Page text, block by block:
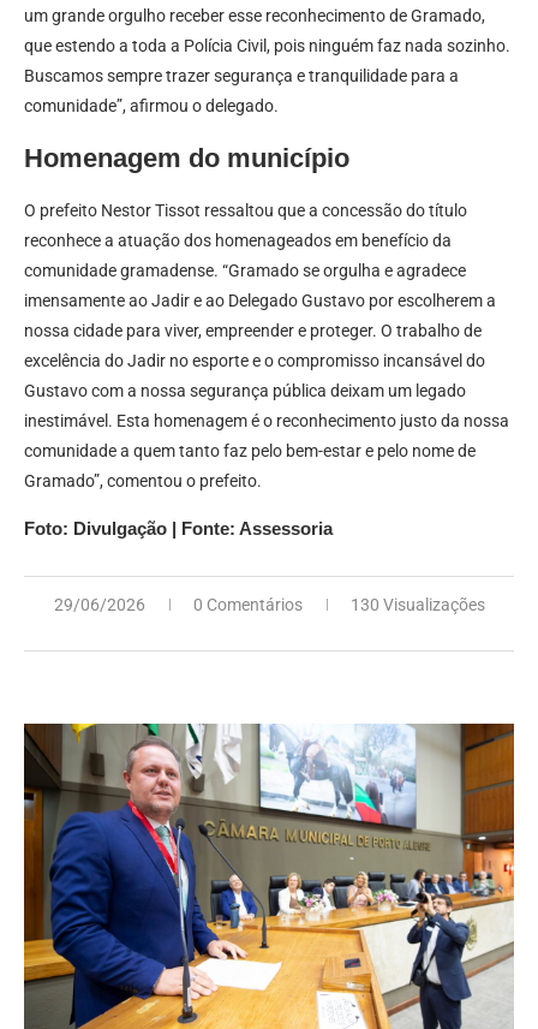
um grande orgulho receber esse reconhecimento de Gramado,
que estendo a toda a Polícia Civil, pois ninguém faz nada sozinho.
Buscamos sempre trazer segurança e tranquilidade para a
comunidade”, afirmou o delegado.
Homenagem do município
O prefeito Nestor Tissot ressaltou que a concessão do título
reconhece a atuação dos homenageados em benefício da
comunidade gramadense. “Gramado se orgulha e agradece
imensamente ao Jadir e ao Delegado Gustavo por escolherem a
nossa cidade para viver, empreender e proteger. O trabalho de
excelência do Jadir no esporte e o compromisso incansável do
Gustavo com a nossa segurança pública deixam um legado
inestimável. Esta homenagem é o reconhecimento justo da nossa
comunidade a quem tanto faz pelo bem-estar e pelo nome de
Gramado”, comentou o prefeito.
Foto: Divulgação | Fonte: Assessoria
29/06/2026 0 Comentários 130 Visualizações